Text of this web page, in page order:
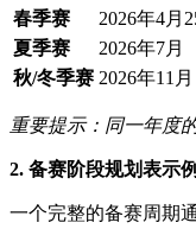
春季赛
2026年4月
夏季赛
2026年7月
秋/冬季赛 2026年11月
重要提示：同一年度
2. 备赛阶段规划表示
一个完整的备赛周期